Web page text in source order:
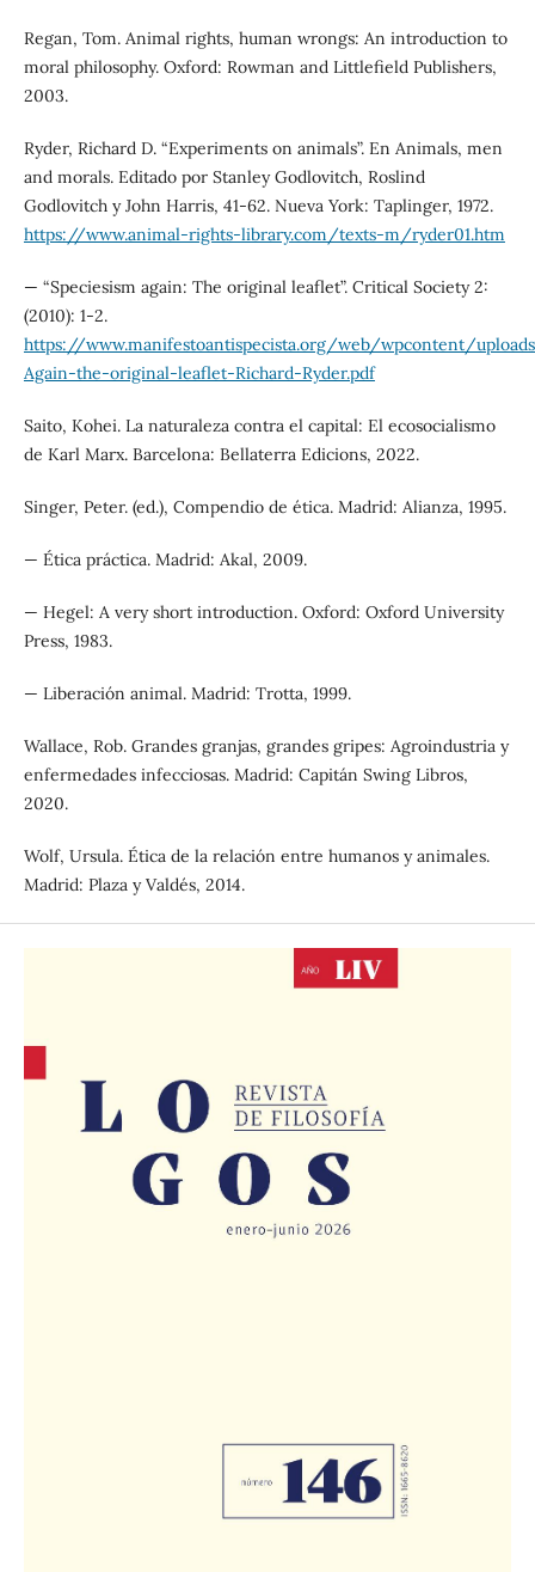
Regan, Tom. Animal rights, human wrongs: An introduction to
moral philosophy. Oxford: Rowman and Littlefield Publishers,
2003.
Ryder, Richard D. “Experiments on animals”. En Animals, men
and morals. Editado por Stanley Godlovitch, Roslind
Godlovitch y John Harris, 41-62. Nueva York: Taplinger, 1972.
https://www.animal-rights-library.com/texts-m/ryder01.htm
— “Speciesism again: The original leaflet”. Critical Society 2:
(2010): 1-2.
https://www.manifestoantispecista.org/web/wpcontent/
Again-the-original-leaflet-Richard-Ryder.pdf
Saito, Kohei. La naturaleza contra el capital: El ecosocialismo
de Karl Marx. Barcelona: Bellaterra Edicions, 2022.
Singer, Peter. (ed.), Compendio de ética. Madrid: Alianza, 1995.
— Ética práctica. Madrid: Akal, 2009.
— Hegel: A very short introduction. Oxford: Oxford University
Press, 1983.
— Liberación animal. Madrid: Trotta, 1999.
Wallace, Rob. Grandes granjas, grandes gripes: Agroindustria y
enfermedades infecciosas. Madrid: Capitán Swing Libros,
2020.
Wolf, Ursula. Ética de la relación entre humanos y animales.
Madrid: Plaza y Valdés, 2014.